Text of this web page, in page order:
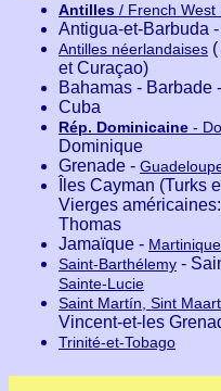
Antilles / French West
Antigua-et-Barbuda
Antilles néerlandaises
et Curaçao)
Bahamas - Barbade
Cuba
Rép. Dominicaine -
Dominique
Grenade -
Îles Cayman (Turks
Vierges
Thomas
Jamaïque - Martinique
Saint-Barthélemy -
Sainte-Lucie
Saint Martín, Sint
Vincent-et-les
Trinité-et-Tobago